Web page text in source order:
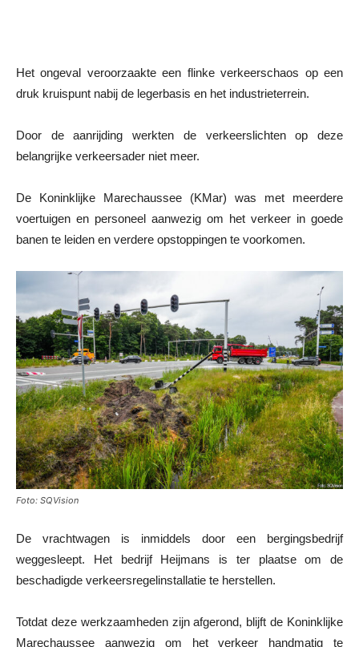
Het ongeval veroorzaakte een flinke verkeerschaos op een
druk kruispunt nabij de legerbasis en het industrieterrein.
Door de aanrijding werkten de verkeerslichten op deze
belangrijke verkeersader niet meer.
De Koninklijke Marechaussee (KMar) was met meerdere
voertuigen en personeel aanwezig om het verkeer in goede
banen te leiden en verdere opstoppingen te voorkomen.
Foto: SQVision
De vrachtwagen is inmiddels door een bergingsbedrijf
weggesleept. Het bedrijf Heijmans is ter plaatse om de
beschadigde verkeersregelinstallatie te herstellen.
Totdat deze werkzaamheden zijn afgerond, blijft de Koninklijke
Marechaussee aanwezig om het verkeer handmatig te